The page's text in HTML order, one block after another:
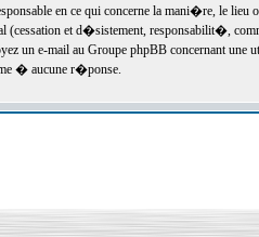
en ce qui concerne la mani�re, le
(cessation et d�sistement, responsabilit�,
un e-mail au Groupe phpBB concernant une
� aucune r�ponse.